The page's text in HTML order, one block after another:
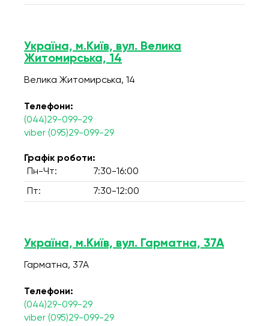
Україна, м.Київ, вул. Велика
Житомирська, 14
Велика Житомирська, 14
Телефони:
(044)29-099-29
viber (095)29-099-29
Графік роботи:
Пн-Чт:
7:30-16:00
Пт: 7:30-12:00
Україна, м.Київ, вул. Гарматна, 37А
Гарматна, 37А
Телефони:
(044)29-099-29
viber (095)29-099-29